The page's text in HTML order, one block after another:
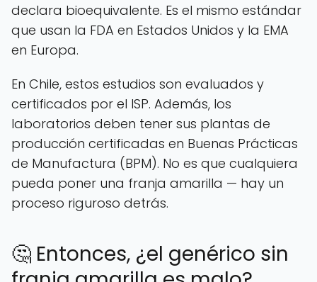
declara bioequivalente. Es el mismo estándar
que usan la FDA en Estados Unidos y la EMA
en Europa.
En Chile, estos estudios son evaluados y
certificados por el ISP. Además, los
laboratorios deben tener sus plantas de
producción certificadas en Buenas Prácticas
de Manufactura (BPM). No es que cualquiera
pueda poner una franja amarilla — hay un
proceso riguroso detrás.
🤔 Entonces, ¿el genérico sin